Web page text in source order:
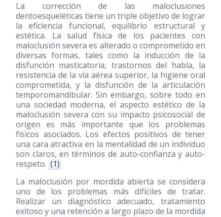
La corrección de las maloclusiones
dentoesqueléticas tiene un triple objetivo de lograr
la eficiencia funcional, equilibrio estructural y
estética. La salud física de los pacientes con
maloclusión severa es alterado o comprometido en
diversas formas, tales como la inducción de la
disfunción masticatoria, trastornos del habla, la
resistencia de la vía aérea superior, la higiene oral
comprometida, y la disfunción de la articulación
temporomandibular. Sin embargo, sobre todo en
una sociedad moderna, el aspecto estético de la
maloclusión severa con su impacto psicosocial de
origen es más importante que los problemas
físicos asociados. Los efectos positivos de tener
una cara atractiva en la mentalidad de un individuo
son claros, en términos de auto-confianza y auto-
respeto. (1)
La maloclusión por mordida abierta se considera
uno de los problemas más difíciles de tratar.
Realizar un diagnóstico adecuado, tratamiento
exitoso y una retención a largo plazo de la mordida